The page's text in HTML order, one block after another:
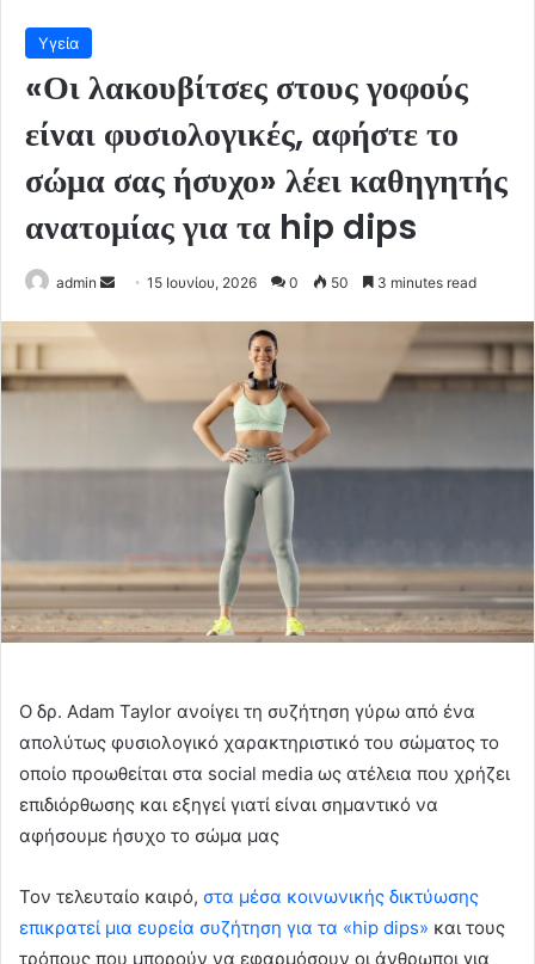
Υγεία
«Οι λακουβίτσες στους γοφούς
είναι φυσιολογικές, αφήστε το
σώμα σας ήσυχο» λέει καθηγητής
ανατομίας για τα hip dips
admin
Send15 Ιουνίου, 2026 0 50 3 minutes read
Ο δρ. Adam Taylor ανοίγει τη συζήτηση γύρω από ένα
απολύτως φυσιολογικό χαρακτηριστικό του σώματος το
οποίο προωθείται στα social media ως ατέλεια που χρήζει
επιδιόρθωσης και εξηγεί γιατί είναι σημαντικό να
αφήσουμε ήσυχο το σώμα μας
Τον τελευταίο καιρό, στα μέσα κοινωνικής δικτύωσης
επικρατεί μια ευρεία συζήτηση για τα «hip dips» και τους
τρόπους που μπορούν να εφαρμόσουν οι άνθρωποι για